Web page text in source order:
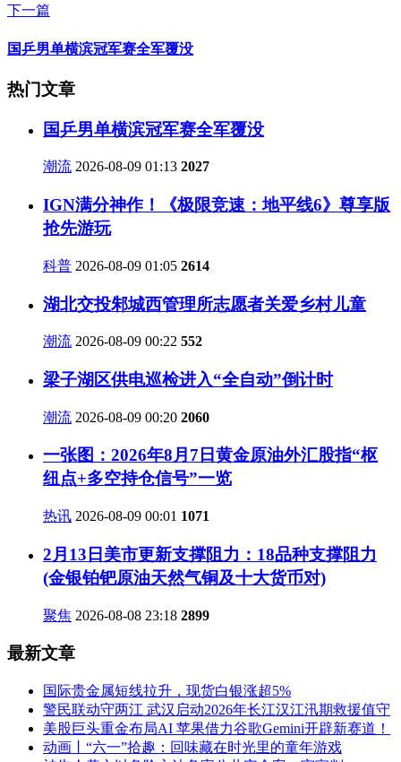
下一篇
国乒男单横滨冠军赛全军覆没
热门文章
国乒男单横滨冠军赛全军覆没
潮流 2026-08-09 01:13 2027
IGN满分神作！《极限竞速：地平线6》尊享版
抢先游玩
科普 2026-08-09 01:05 2614
湖北交投邾城西管理所志愿者关爱乡村儿童
潮流 2026-08-09 00:22 552
梁子湖区供电巡检进入“全自动”倒计时
潮流 2026-08-09 00:20 2060
一张图：2026年8月7日黄金原油外汇股指“枢
纽点+多空持仓信号”一览
热讯 2026-08-09 00:01 1071
2月13日美市更新支撑阻力：18品种支撑阻力
(金银铂钯原油天然气铜及十大货币对)
聚焦 2026-08-08 23:18 2899
最新文章
国际贵金属短线拉升，现货白银涨超5%
警民联动守两江 武汉启动2026年长江汉江汛期救援值守
美股巨头重金布局AI 苹果借力谷歌Gemini开辟新赛道！
动画丨“六一”拾趣：回味藏在时光里的童年游戏